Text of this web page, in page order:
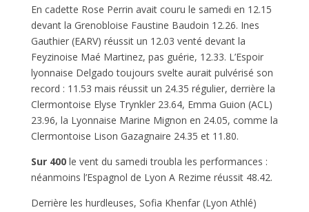
En cadette Rose Perrin avait couru le samedi en 12.15
devant la Grenobloise Faustine Baudoin 12.26. Ines
Gauthier (EARV) réussit un 12.03 venté devant la
Feyzinoise Maé Martinez, pas guérie, 12.33. L’Espoir
lyonnaise Delgado toujours svelte aurait pulvérisé son
record : 11.53 mais réussit un 24.35 régulier, derrière la
Clermontoise Elyse Trynkler 23.64, Emma Guion (ACL)
23.96, la Lyonnaise Marine Mignon en 24.05, comme la
Clermontoise Lison Gazagnaire 24.35 et 11.80.
Sur 400le vent du samedi troubla les performances :
néanmoins l’Espagnol de Lyon A Rezime réussit 48.42.
Derrière les hurdleuses, Sofia Khenfar (Lyon Athlé)